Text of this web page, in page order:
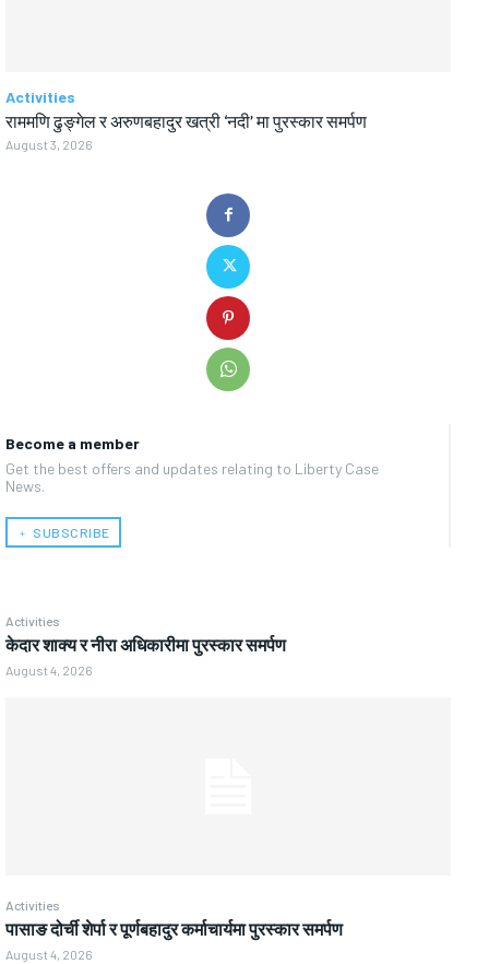
Become a member
Get the best offers and updates relating to Liberty Case
News.
﹢ SUBSCRIBE
Activities
केदार शाक्य र नीरा अधिकारीमा पुरस्कार समर्पण
August 4, 2026
Activities
पासाङ दोर्ची शेर्पा र पूर्णबहादुर कर्माचार्यमा पुरस्कार समर्पण
August 4, 2026
Activities
राममणि ढुङ्गेल र अरुणबहादुर खत्री ‘नदी’ मा पुरस्कार समर्पण
August 3, 2026